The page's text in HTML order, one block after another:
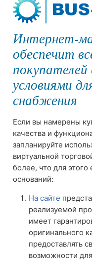
Интернет-
обеспечит
условиями
снабжения
Если вы намерены
качества и
запланируйте
виртуальной
более, что для этого
оснований:
На сайте
реализуемой
имеет
оригинального
предоставлять
возможности